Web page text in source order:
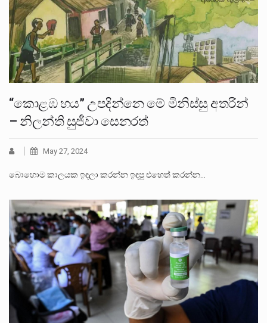
“කොළඹ හය” උපදින්නෙ මේ මිනිස්සු අතරින්
– නිලන්ති සුජීවා සෙනරත්
May 27, 2024
බොහොම කාලයක ඉඳලා කරන්න ඉඳපු එහෙත් කරන්න…